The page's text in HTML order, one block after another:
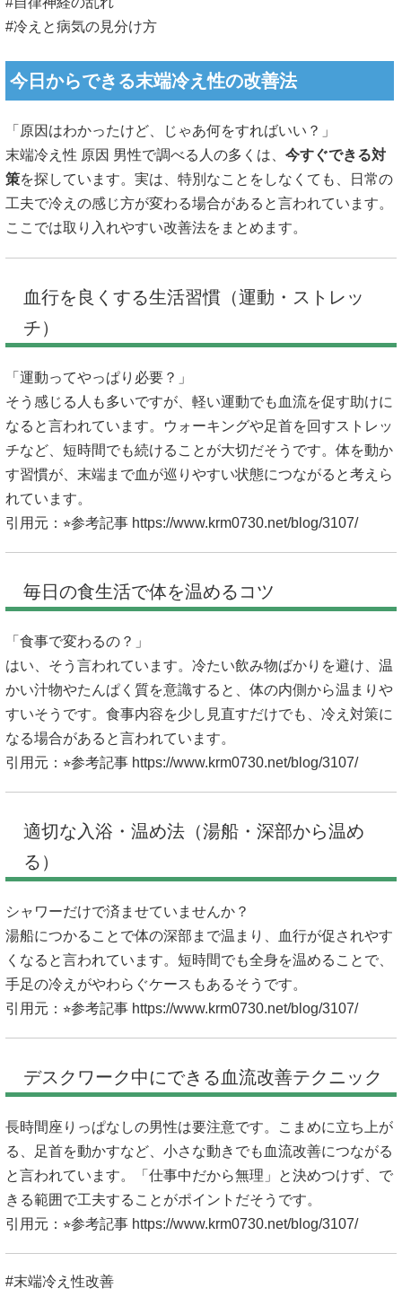
#冷えと病気の見分け方
今日からできる末端冷え性の改善法
「原因はわかったけど、じゃあ何をすればいい？」
末端冷え性 原因 男性で調べる人の多くは、 今すぐできる対
策を探しています。実は、特別なことをしなくても、日常の
工夫で冷えの感じ方が変わる場合があると言われています。
ここでは取り入れやすい改善法をまとめます。
血行を良くする生活習慣（運動・ストレッ
チ）
「運動ってやっぱり必要？」
そう感じる人も多いですが、軽い運動でも血流を促す助けに
なると言われています。ウォーキングや足首を回すストレッ
チなど、短時間でも続けることが大切だそうです。体を動か
す習慣が、末端まで血が巡りやすい状態につながると考えら
れています。
引用元：⭐︎参考記事 https://www.krm0730.net/blog/3107/
毎日の食生活で体を温めるコツ
「食事で変わるの？」
はい、そう言われています。冷たい飲み物ばかりを避け、温
かい汁物やたんぱく質を意識すると、体の内側から温まりや
すいそうです。食事内容を少し見直すだけでも、冷え対策に
なる場合があると言われています。
引用元：⭐︎参考記事 https://www.krm0730.net/blog/3107/
適切な入浴・温め法（湯船・深部から温め
る）
シャワーだけで済ませていませんか？
湯船につかることで体の深部まで温まり、血行が促されやす
くなると言われています。短時間でも全身を温めることで、
手足の冷えがやわらぐケースもあるそうです。
引用元：⭐︎参考記事 https://www.krm0730.net/blog/3107/
デスクワーク中にできる血流改善テクニック
長時間座りっぱなしの男性は要注意です。こまめに立ち上が
る、足首を動かすなど、小さな動きでも血流改善につながる
と言われています。「仕事中だから無理」と決めつけず、で
きる範囲で工夫することがポイントだそうです。
引用元：⭐︎参考記事 https://www.krm0730.net/blog/3107/
#末端冷え性改善